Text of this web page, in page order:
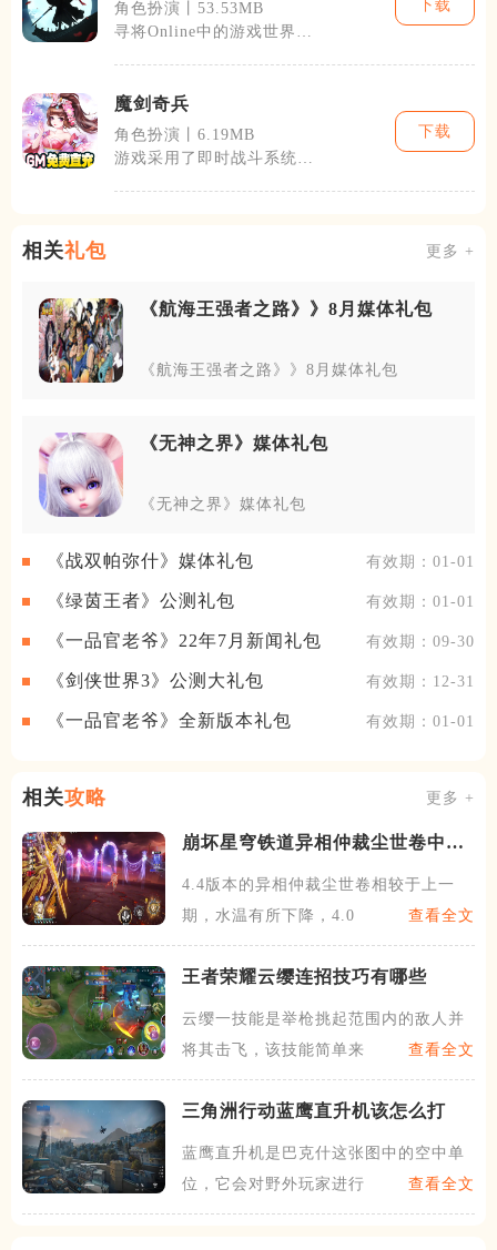
角色扮演丨53.53MB
寻将Online中的游戏世界由
下载
魔剑奇兵
角色扮演丨6.19MB
游戏采用了即时战斗系统，
下载
相关礼包 更多 +
《航海王强者之路》》8月媒体礼包
《航海王强者之路》》8月媒体礼包
《无神之界》媒体礼包
《无神之界》媒体礼包
《战双帕弥什》媒体礼包 有效期：01-01
《绿茵王者》公测礼包 有效期：01-01
《一品官老爷》22年7月新闻礼包 有效期：09-30
《剑侠世界3》公测大礼包 有效期：12-31
《一品官老爷》全新版本礼包 有效期：01-01
相关攻略 更多 +
崩坏星穹铁道异相仲裁尘世卷中骑
4.4版本的异相仲裁尘世卷相较于上一
期，水温有所下降，4.0
查看全文
王者荣耀云缨连招技巧有哪些
云缨一技能是举枪挑起范围内的敌人并
将其击飞，该技能简单来说就
查看全文
三角洲行动蓝鹰直升机该怎么打
蓝鹰直升机是巴克什这张图中的空中单
位，它会对野外玩家进行持续
查看全文